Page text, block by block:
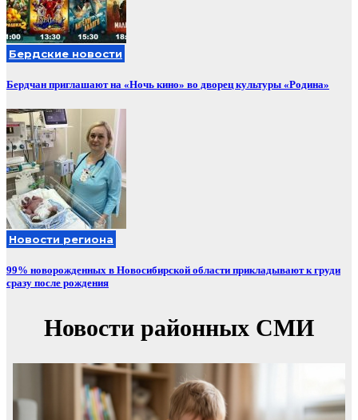
Бердские новости
Бердчан приглашают на «Ночь кино» во дворец культуры «Родина»
Новости региона
99% новорожденных в Новосибирской области прикладывают к груди
сразу после рождения